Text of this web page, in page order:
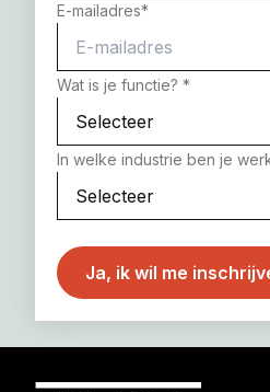
E-mailadres*
Wat is je functie? *
In welke industrie ben je